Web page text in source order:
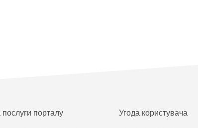
послуги порталу Угода користувача